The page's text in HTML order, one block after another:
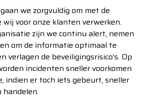
we zorgvuldig om met de
voor onze klanten verwerken.
zijn we continu alert, nemen
om de informatie optimaal te
verlagen de beveiligingsrisico’s. Op
incidenten sneller voorkomen
indien er toch iets gebeurt, sneller